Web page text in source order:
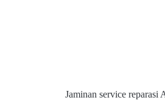
Jaminan service reparasi